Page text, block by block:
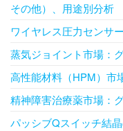
その他）、用途別分析
ワイヤレス圧力センサ
蒸気ジョイント市場：
高性能材料（HPM）市
精神障害治療薬市場：
パッシブQスイッチ結